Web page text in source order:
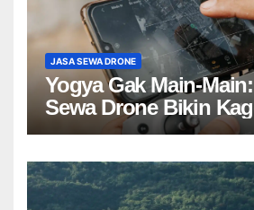
JASA SEWA DRONE
Yogya Gak Main-
Sewa Drone Bikin